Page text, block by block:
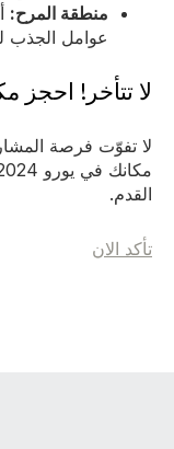
منطقة المرح:
عوامل الجذب
لا تتأخر! احجز مكانك في
لا تفوّت فرصة
القدم.
تأكد الان